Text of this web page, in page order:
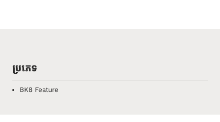
ប្រភេទ
BK8 Feature